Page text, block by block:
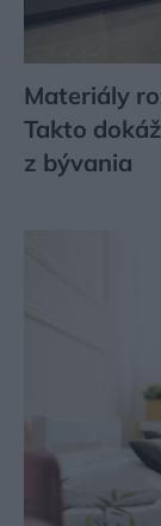
Materiály
Takto
z bývania